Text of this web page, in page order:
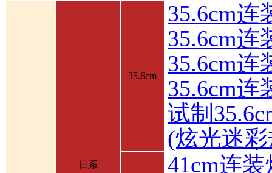
日系
35.6cm
35.6cm连
35.6cm连
35.6cm连
35.6cm连
试制
(炫光迷
41cm连装